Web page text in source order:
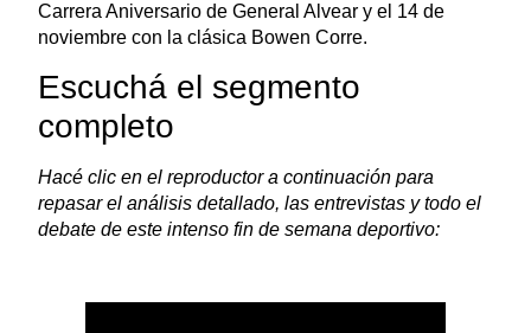
Carrera Aniversario de General Alvear y el 14 de
noviembre con la clásica Bowen Corre.
Escuchá el segmento
completo
Hacé clic en el reproductor a continuación para
repasar el análisis detallado, las entrevistas y todo el
debate de este intenso fin de semana deportivo: